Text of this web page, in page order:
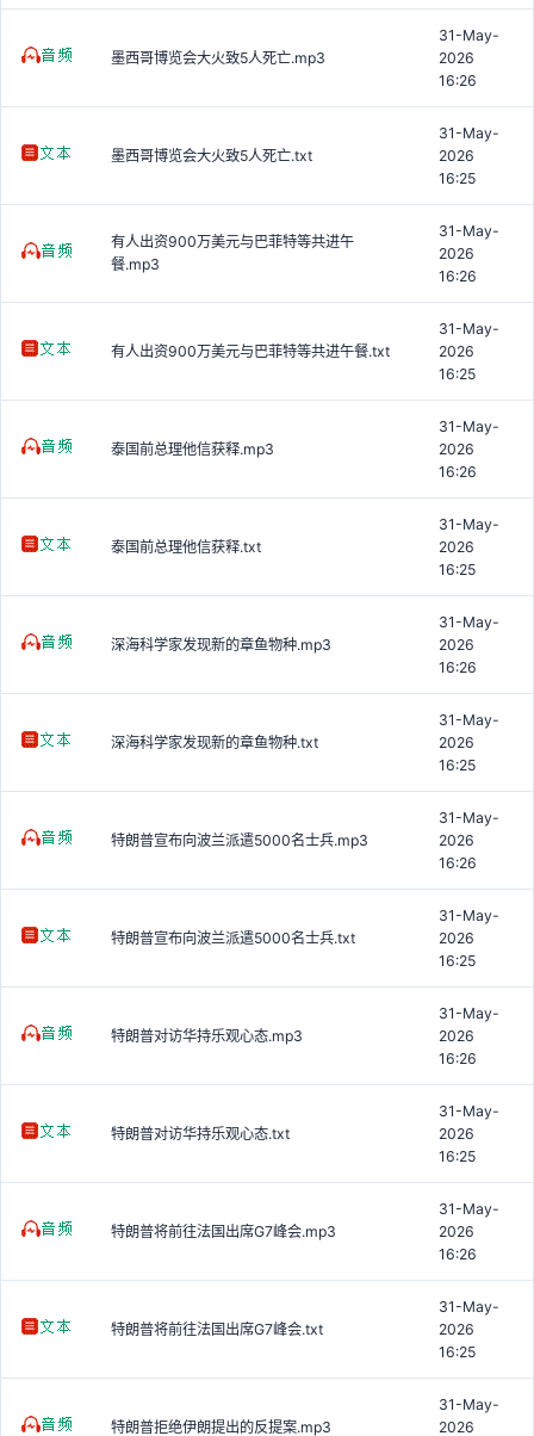
墨西哥博览会大火致5人死亡.mp3
31-May-
2026
16:26
墨西哥博览会大火致5人死亡.txt
31-May-
2026
16:25
有人出资900万美元与巴菲特等共进午
餐.mp3
31-May-
2026
16:26
有人出资900万美元与巴菲特等共进午餐.txt
31-May-
2026
16:25
泰国前总理他信获释.mp3
31-May-
2026
16:26
泰国前总理他信获释.txt
31-May-
2026
16:25
深海科学家发现新的章鱼物种.mp3
31-May-
2026
16:26
深海科学家发现新的章鱼物种.txt
31-May-
2026
16:25
特朗普宣布向波兰派遣5000名士兵.mp3
31-May-
2026
16:26
特朗普宣布向波兰派遣5000名士兵.txt
31-May-
2026
16:25
特朗普对访华持乐观心态.mp3
31-May-
2026
16:26
特朗普对访华持乐观心态.txt
31-May-
2026
16:25
特朗普将前往法国出席G7峰会.mp3
31-May-
2026
16:26
特朗普将前往法国出席G7峰会.txt
31-May-
2026
16:25
特朗普拒绝伊朗提出的反提案.mp3
31-May-
2026